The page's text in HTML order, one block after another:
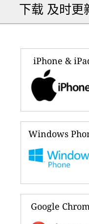
下载 及时更
iPhone &
Windows
Google